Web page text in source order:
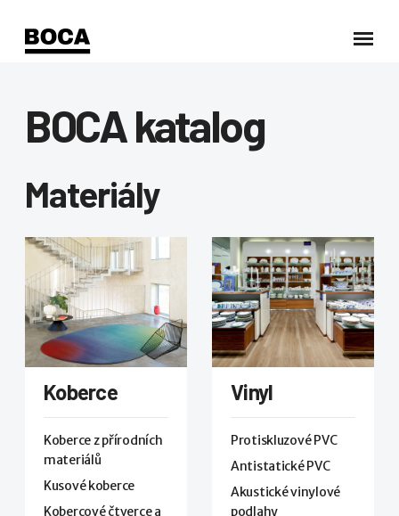
BOCA katalog
Materiály
Koberce
Koberce z přírodních
materiálů
Kusové koberce
Kobercové čtverce a
Vinyl
Protiskluzové PVC
Antistatické PVC
Akustické vinylové
podlahy